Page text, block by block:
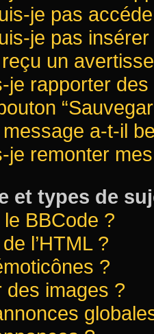
je pas
je pas
un
je rapporter
a-t-il
je remonter
et types de
le BBCode ?
l’HTML ?
?
des images ?